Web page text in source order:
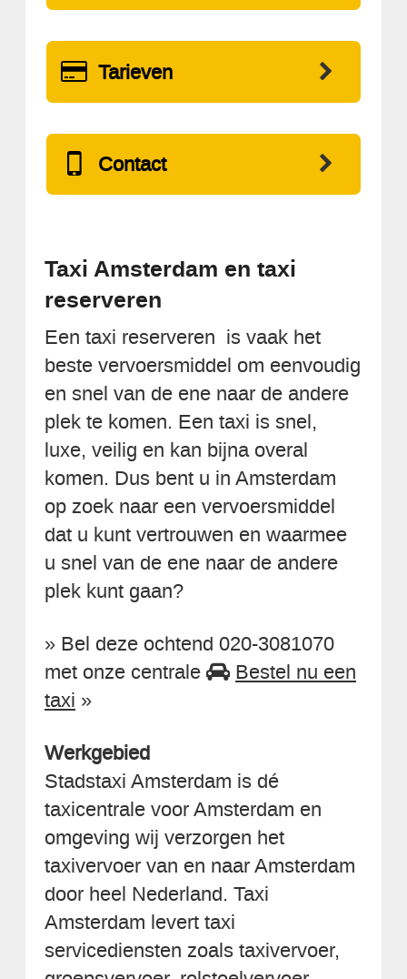
Tarieven
Contact
Taxi Amsterdam en taxi
reserveren
Een taxi reserveren is vaak het
beste vervoersmiddel om eenvoudig
en snel van de ene naar de andere
plek te komen. Een taxi is snel,
luxe, veilig en kan bijna overal
komen. Dus bent u in Amsterdam
op zoek naar een vervoersmiddel
dat u kunt vertrouwen en waarmee
u snel van de ene naar de andere
plek kunt gaan?
» Bel deze ochtend 020-3081070
met onze centrale
Bestel nu een
taxi »
Werkgebied
Stadstaxi Amsterdam is dé
taxicentrale voor Amsterdam en
omgeving wij verzorgen het
taxivervoer van en naar Amsterdam
door heel Nederland. Taxi
Amsterdam levert taxi
servicediensten zoals taxivervoer,